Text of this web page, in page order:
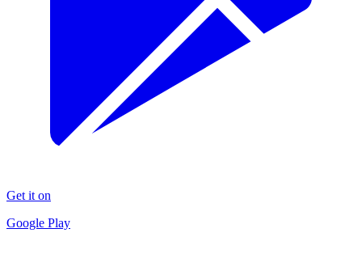
Get it on
Google Play